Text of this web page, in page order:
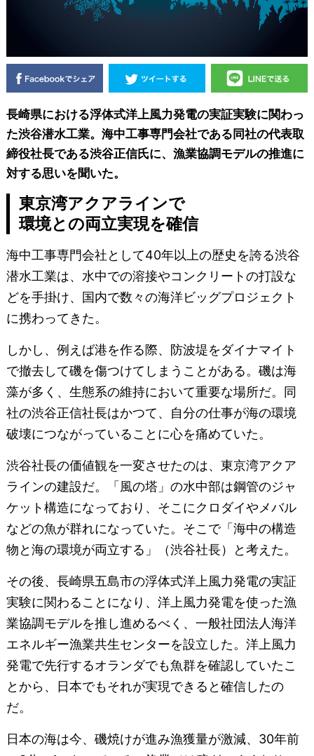
長崎県における浮体式洋上風力発電の実証実験に関わっ
た渋谷潜水工業。海中工事専門会社である同社の代表取
締役社長である渋谷正信氏に、漁業協調モデルの推進に
対する思いを聞いた。
東京湾アクアラインで
環境との両立実現を確信
海中工事専門会社として40年以上の歴史を誇る渋谷
潜水工業は、水中での溶接やコンクリートの打設な
どを手掛け、国内で数々の海洋ビッグプロジェクト
に携わってきた。
しかし、例えば港を作る際、防波堤をダイナマイト
で撤去して磯を傷つけてしまうことがある。磯は海
藻が多く、生態系の維持において重要な場所だ。同
社の渋谷正信社長はかつて、自分の仕事が海の環境
破壊につながっていることに心を痛めていた。
渋谷社長の価値観を一変させたのは、東京湾アクア
ラインの建設だ。「風の塔」の水中部は鋼管のジャ
ケット構造になっており、そこにクロダイやメバル
などの魚が群れになっていた。そこで「海中の構造
物と海の環境が両立する」（渋谷社長）と考えた。
その後、長崎県五島市の浮体式洋上風力発電の実証
実験に関わることになり、洋上風力発電を使った漁
業協調モデルを推し進めるべく、一般社団法人海洋
エネルギー漁業共生センターを設立した。洋上風力
発電で先行するオランダでも魚群を確認していたこ
とから、日本でもそれが実現できると確信したの
だ。
日本の海は今、磯焼けが進み漁獲量が激減、30年前